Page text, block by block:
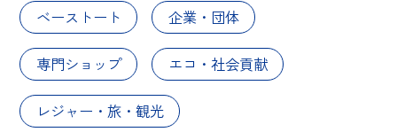
ベーストート 企業・団体
専門ショップ エコ・社会貢献
レジャー・旅・観光